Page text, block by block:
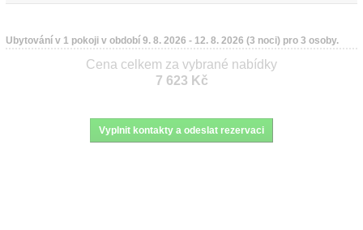
Ubytování v 1 pokoji v období 9. 8. 2026 - 12. 8. 2026 (3 noci) pro 3 osoby.
Cena celkem za vybrané nabídky
7 623 Kč